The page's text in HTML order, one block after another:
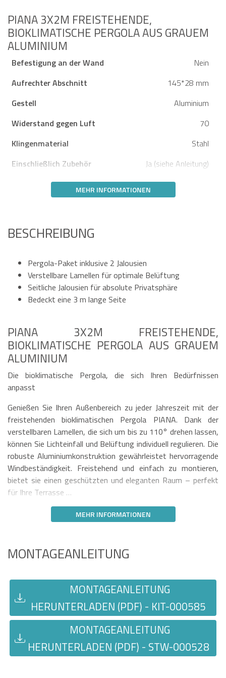
PIANA 3X2M FREISTEHENDE,
BIOKLIMATISCHE PERGOLA AUS GRAUEM
ALUMINIUM
Befestigung an der Wand
Nein
Aufrechter Abschnitt
145*28 mm
Gestell
Aluminium
Widerstand gegen Luft
70
Klingenmaterial
Stahl
Einschließlich Zubehör
Ja (siehe Anleitung)
MEHR INFORMATIONEN
BESCHREIBUNG
Pergola-Paket inklusive 2 Jalousien
Verstellbare Lamellen für optimale Belüftung
Seitliche Jalousien für absolute Privatsphäre
Bedeckt eine 3 m lange Seite
PIANA 3X2M FREISTEHENDE,
BIOKLIMATISCHE PERGOLA AUS GRAUEM
ALUMINIUM
Die bioklimatische Pergola, die sich Ihren Bedürfnissen
anpasst
Genießen Sie Ihren Außenbereich zu jeder Jahreszeit mit der
freistehenden bioklimatischen Pergola PIANA. Dank der
verstellbaren Lamellen, die sich um bis zu 110° drehen lassen,
können Sie Lichteinfall und Belüftung individuell regulieren. Die
robuste Aluminiumkonstruktion gewährleistet hervorragende
Windbeständigkeit. Freistehend und einfach zu montieren,
bietet sie einen geschützten und eleganten Raum – perfekt
für Ihre Terrasse …
MEHR INFORMATIONEN
MONTAGEANLEITUNG
MONTAGEANLEITUNG
HERUNTERLADEN (PDF) - KIT-000585
MONTAGEANLEITUNG
HERUNTERLADEN (PDF) - STW-000528